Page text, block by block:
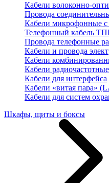
Кабели волоконно-
Провода
Кабели микрофонные с
Телефонный кабель
Провода телефонные
Кабели и провода
Кабели
Кабели радиочастотные
Кабели для интерфейса
Кабели «витая пара»
Кабели для систем
Шкафы, щиты и боксы